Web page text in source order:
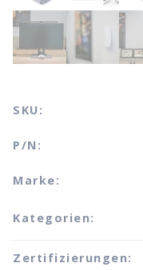
SKU:
P/N:
Marke:
Kategorien:
Zertifizierungen: